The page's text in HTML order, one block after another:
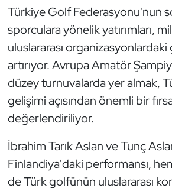
Türkiye Golf Federasyonu'nun
sporculara yönelik yatırımları,
uluslararası
artırıyor. Avrupa Amatör
düzey turnuvalarda yer almak,
gelişimi açısından önemli bir
değerlendiriliyor.
İbrahim Tarık Aslan ve Tunç
Finlandiya'daki performansı,
de Türk golfünün uluslararası
Vücut Geliştirme Fitness
Wushu Kungfu
Yelken
Yüzme